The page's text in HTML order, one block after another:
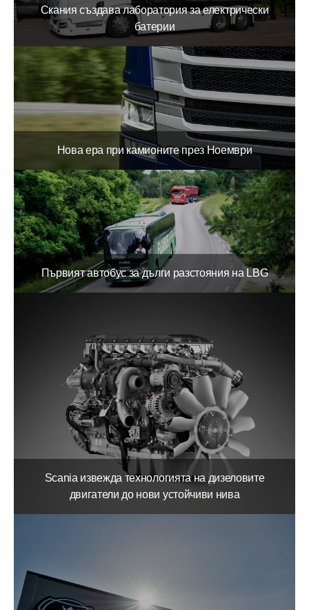
Скания създава лаборатория за електрически
батерии
Нова ера при камионите през Ноември
Първият автобус за дълги разстояния на LBG
Scania извежда технологията на дизеловите
двигатели до нови устойчиви нива